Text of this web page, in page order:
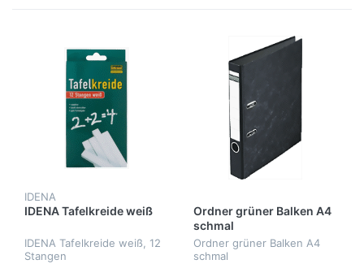
IDENA
IDENA Tafelkreide weiß
IDENA Tafelkreide weiß, 12
Stangen
Ordner grüner Balken A4
schmal
Ordner grüner Balken A4
schmal